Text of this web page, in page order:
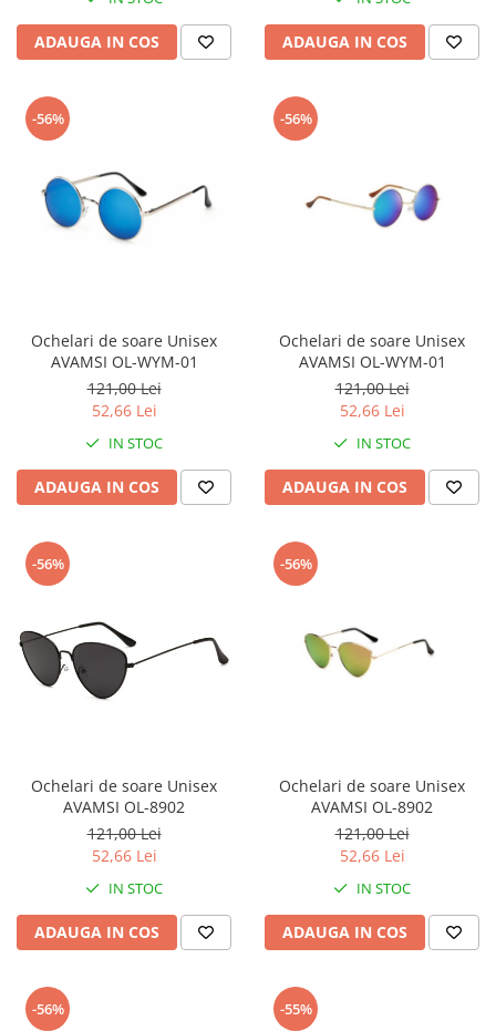
ADAUGA IN COS ADAUGA IN COS
-56%
Ochelari de soare Unisex
AVAMSI OL-WYM-01
121,00 Lei
52,66 Lei
IN STOC
ADAUGA IN COS
-56%
Ochelari de soare Unisex
AVAMSI OL-WYM-01
121,00 Lei
52,66 Lei
IN STOC
ADAUGA IN COS
-56%
Ochelari de soare Unisex
AVAMSI OL-8902
121,00 Lei
52,66 Lei
IN STOC
ADAUGA IN COS
-56%
Ochelari de soare Unisex
AVAMSI OL-8902
121,00 Lei
52,66 Lei
IN STOC
ADAUGA IN COS
-56% -55%